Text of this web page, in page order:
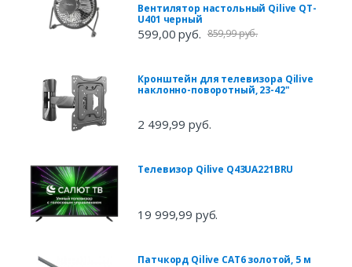
Вентилятор настольный Qilive QT-
U401 черный
599,00 руб. 859,99 руб.
Кронштейн для телевизора Qilive
наклонно-поворотный, 23-42"
2 499,99 руб.
Телевизор Qilive Q43UA221BRU
19 999,99 руб.
Патчкорд Qilive CAT6 золотой, 5 м